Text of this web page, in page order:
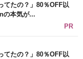
てたの？」80％OFF以
の本気が...
PR
てたの？」80％OFF以